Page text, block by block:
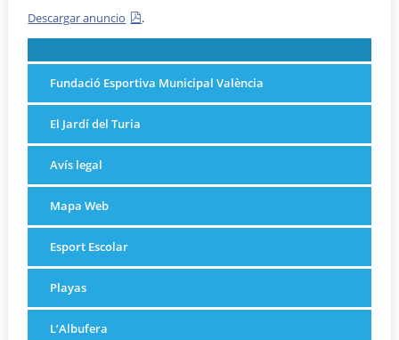
Descargar anuncio
.
Fundació Esportiva Municipal València
El Jardí del Turia
Avís legal
Mapa Web
Esport Escolar
Playas
L’Albufera